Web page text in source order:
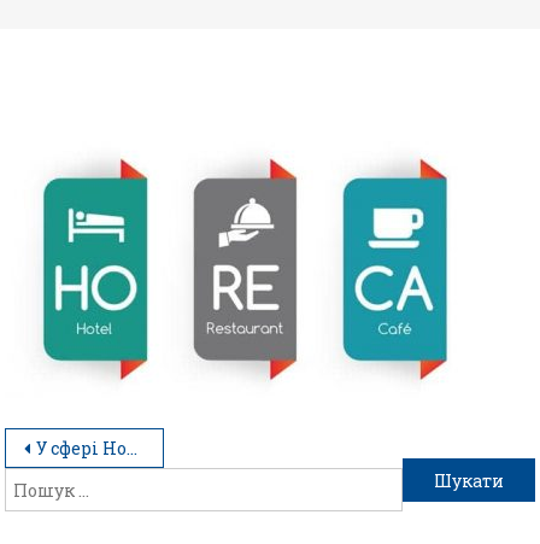
У сфері HoReCa немає випадкових процесів